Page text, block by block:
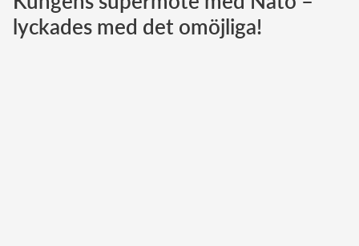
Norska kungahuset
lyckades med det omöjliga!